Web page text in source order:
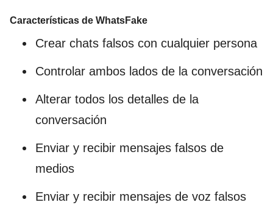
Características de WhatsFake
Crear chats falsos con cualquier persona
Controlar ambos lados de la conversación
Alterar todos los detalles de la
conversación
Enviar y recibir mensajes falsos de
medios
Enviar y recibir mensajes de voz falsos